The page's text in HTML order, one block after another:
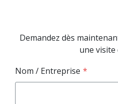
Demandez dès
une visite
Nom / Entreprise *